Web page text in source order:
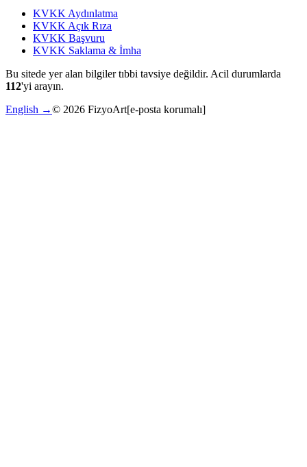
KVKK Aydınlatma
KVKK Açık Rıza
KVKK Başvuru
KVKK Saklama & İmha
Bu sitede yer alan bilgiler tıbbi tavsiye değildir. Acil durumlarda
112'yi arayın.
English →© 2026 FizyoArt[e-posta korumalı]